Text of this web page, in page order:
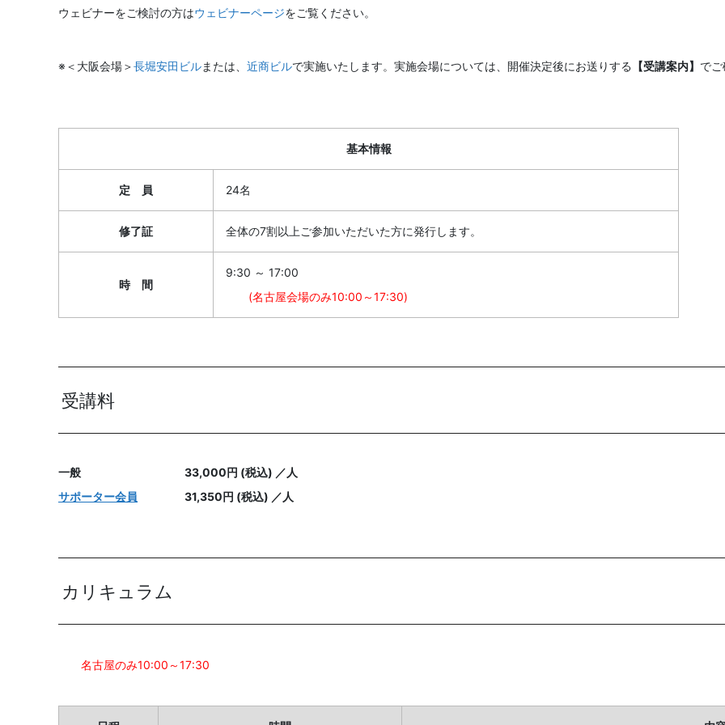
ウェビナーをご検討の方はウェビナーページをご覧ください。
※＜大阪会場＞長堀安田ビルまたは、 近商ビルで実施いたします。実施会場については、開催決定後にお送りする 【受講案内】 でご
基本情報
定 員 24名
修了証 全体の7割以上ご参加いただいた方に発行します。
時 間
9:30 ～ 17:00
(名古屋会場のみ10:00～17:30)
受講料
一般
33,000円 (税込) ／人
サポーター会員
31,350円 (税込) ／人
カリキュラム
名古屋のみ10:00～17:30